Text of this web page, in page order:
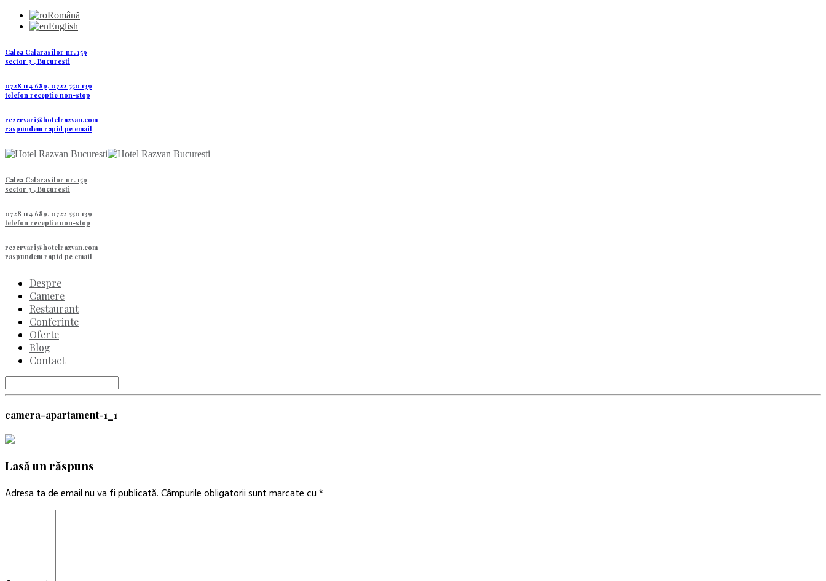
Română
English
Calea Calarasilor nr. 159
sector 3 , Bucuresti
0728 114 689, 0722 550 139
telefon receptie non-stop
rezervari@hotelrazvan.com
raspundem rapid pe email
Calea Calarasilor nr. 159
sector 3 , Bucuresti
0728 114 689, 0722 550 139
telefon receptie non-stop
rezervari@hotelrazvan.com
raspundem rapid pe email
Despre
Camere
Restaurant
Conferinte
Oferte
Blog
Contact
camera-apartament-1_1
Lasă un răspuns
Adresa ta de email nu va fi publicată. Câmpurile obligatorii sunt marcate cu *